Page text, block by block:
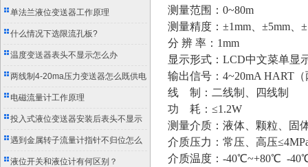
单法兰液位变送器工作原理
什么情况下选限流孔板?
温度变送器表头不显示怎么办
两线制4-20ma压力变送器怎么既供电
又传信号？
电磁流量计工作原理
投入式液位变送器安装后表头不显示
怎么办？
遇到金属转子流量计指针不归位怎么
办？
液位开关和液位计有何区别？
测量范围： 0~80m
测量精度： ±1mm、±5mm、
分 辨 率： 1mm
显示形式： LCD中文菜单显
输出信号： 4~20mA HART
线 制：二线制、四线制
功 耗：≤1.2W
测量介质：液体、颗粒、固
介质压力：常压、高压
介质温度： -40℃~+80℃ -